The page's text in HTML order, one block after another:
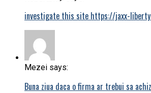
investigate this site https://jaxx-
Mezei says:
Buna ziua daca o firma ar trebui sa